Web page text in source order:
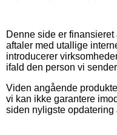
Denne side er
aftaler med utallige
introducerer
ifald den person vi
Viden angående
vi kan ikke garantere
siden nyligste opdatering